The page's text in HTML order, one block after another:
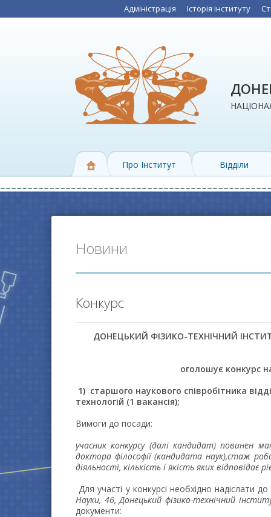
Адміністрація Історія інституту
Про Інститут Відділи
Новини
Конкурс
ДОНЕЦЬКИЙ ФIЗИКО-ТЕХНIЧНИЙ
оголошує конкурс
1) старшого наукового співробітника
технологій (1 вакансія);
Вимоги до посади:
учасник конкурсу (далі кандидат) повинен
доктора філософії (кандидата наук),стаж
діяльності, кількість і якість яких відповідає
Для участі у конкурсі необхідно надіслати
Науки, 46, Донецький фізико-технічний
документи: